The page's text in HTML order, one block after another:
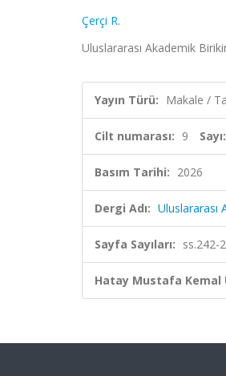
Çerçi R.
Uluslararası Akademik
Yayın Türü: Makale /
Cilt numarası: 9 Sayı:
Basım Tarihi: 2026
Dergi Adı: Uluslararası
Sayfa Sayıları: ss.242-
Hatay Mustafa Kemal